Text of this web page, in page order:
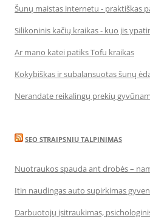
Šunų maistas internetu - praktiškas
Silikoninis kačių kraikas - kuo jis
Ar mano katei patiks Tofu kraikas
Kokybiškas ir subalansuotas šunų
Nerandate reikalingų prekių
SEO STRAIPSNIU TALPINIMAS
Nuotraukos spauda ant drobės –
Itin naudingas auto supirkimas
Darbuotojų įsitraukimas,